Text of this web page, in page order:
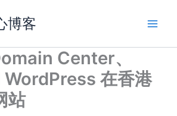
博客
Center、
在香港
站